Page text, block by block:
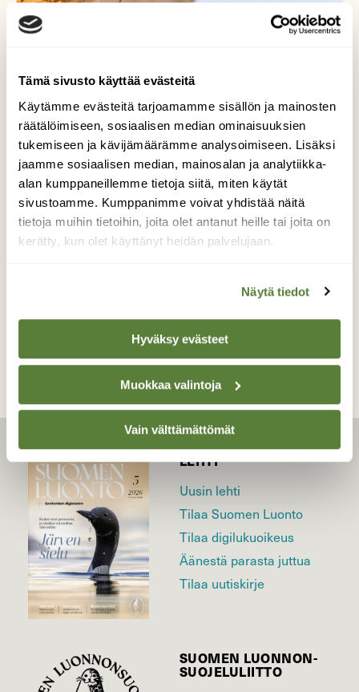
Tämä sivusto käyttää evästeitä
Käytämme evästeitä tarjoamamme sisällön ja mainosten
räätälöimiseen, sosiaalisen median ominaisuuksien
tukemiseen ja kävijämäärämme analysoimiseen. Lisäksi
jaamme sosiaalisen median, mainosalan ja analytiikka-
alan kumppaneillemme tietoja siitä, miten käytät
sivustoamme. Kumppanimme voivat yhdistää näitä
tietoja muihin tietoihin, joita olet antanut heille tai joita on
kerätty, kun olet käyttänyt heidän palvelujaan.
Näytä tiedot
Hyväksy evästeet
Muokkaa valintoja
Vain välttämättömät
Siemenet maistui
pakkasella
Odotettu vieras kävi Pappilanniemen
ruokinnalla myös pihabongaus-päivänä.
Valokuvaaja: Antti Toivanen, Lappeenranta
27.01.2019
LEHTI
Uusin lehti
Tilaa Suomen Luonto
Tilaa digilukuoikeus
Äänestä parasta juttua
Tilaa uutiskirje
SUOMEN LUONNON­
SUOJELU­LIITTO